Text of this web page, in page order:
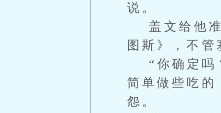
说。
盖文给他准
图斯》，不管
“你确定吗
简单做些吃的
怨。